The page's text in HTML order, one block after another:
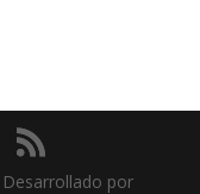
por